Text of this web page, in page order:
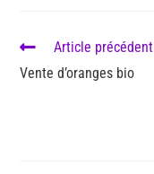
Article précédent
Vente d’oranges bio